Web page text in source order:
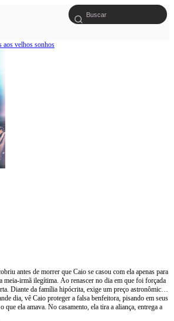
aos velhos sonhos
antes de morrer que Caio se casou com ela apenas para
meia-irmã ilegítima. Ao renascer no dia em que foi forçada
Diante da família hipócrita, exige um preço astronômico e
dia, vê Caio proteger a falsa benfeitora, pisando em seus
que ela amava. No casamento, ela tira a aliança, entrega a